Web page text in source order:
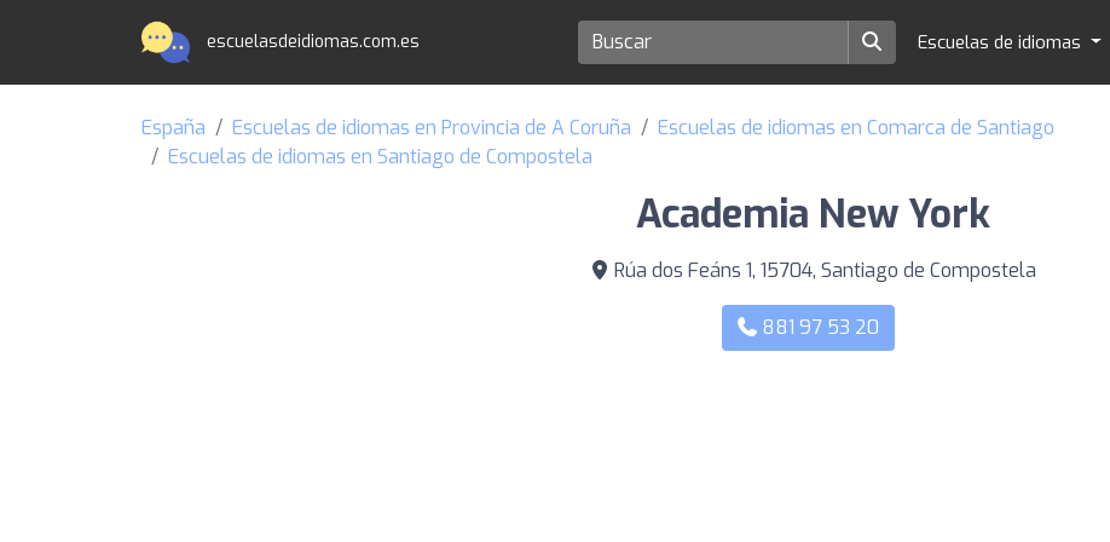
escuelasdeidiomas.com.es Escuelas de idiomas
España Escuelas de idiomas en Provincia de A Coruña
Escuelas de idiomas en Comarca de Santiago
Escuelas de idiomas en Santiago de Compostela
Academia New York
Rúa dos Feáns 1, 15704, Santiago de Compostela
881 97 53 20